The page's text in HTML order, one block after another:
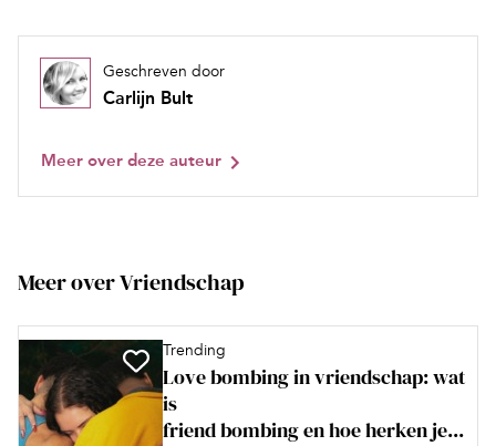
Geschreven door
Carlijn Bult
Meer over deze auteur
Meer over Vriendschap
Trending
Love bombing in vriendschap: wat
is
friend bombing en hoe herken je...